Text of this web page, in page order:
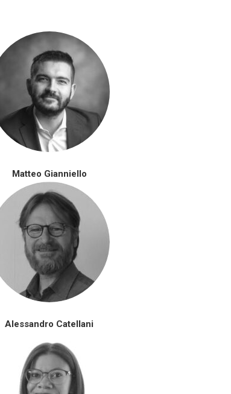
Matteo Gianniello
Alessandro Catellani